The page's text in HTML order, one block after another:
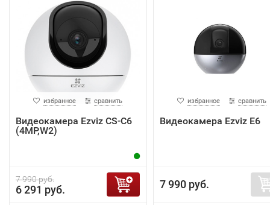
избранное сравнить
Видеокамера Ezviz CS-C6
(4MP,W2)
7 990 руб.
6 291 руб.
избранное сравнить
Видеокамера Ezviz E6
7 990 руб.